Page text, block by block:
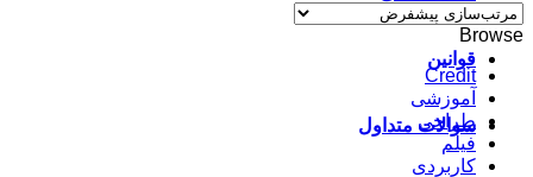
قوانین
سوالات متداول
Browse
Credit
آموزشی
طراحی
فیلم
کاربردی